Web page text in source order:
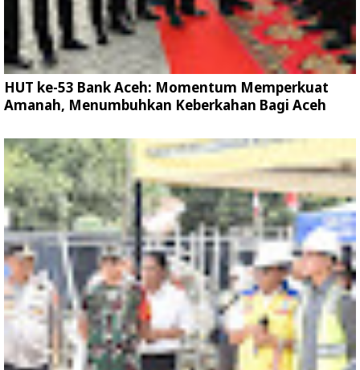
HUT ke-53 Bank Aceh: Momentum Memperkuat
Amanah, Menumbuhkan Keberkahan Bagi Aceh